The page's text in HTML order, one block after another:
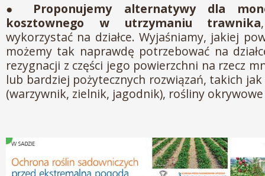
● Proponujemy alternatywy dla
kosztownego w utrzymaniu trawnika
wykorzystać na działce. Wyjaśniamy, jakiej
możemy tak naprawdę potrzebować na
rezygnacji z części jego powierzchni na rzecz
lub bardziej pożytecznych rozwiązań, takich
(warzywnik, zielnik, jagodnik), rośliny